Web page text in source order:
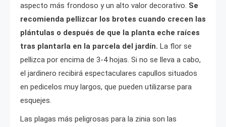
aspecto más frondoso y un alto valor decorativo. Se
recomienda pellizcar los brotes cuando crecen las
plántulas o después de que la planta eche raíces
tras plantarla en la parcela del jardín. La flor se
pellizca por encima de 3-4 hojas. Si no se lleva a cabo,
el jardinero recibirá espectaculares capullos situados
en pedicelos muy largos, que pueden utilizarse para
esquejes.
Las plagas más peligrosas para la zinia son las